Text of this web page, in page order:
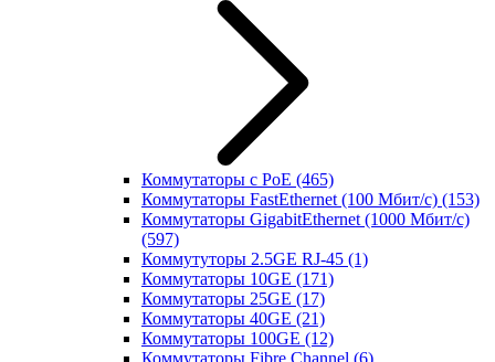
Коммутаторы с PoE (465)
Коммутаторы FastEthernet (100 Мбит/с) (153)
Коммутаторы GigabitEthernet (1000 Мбит/с)
(597)
Коммутуторы 2.5GE RJ-45 (1)
Коммутаторы 10GE (171)
Коммутаторы 25GE (17)
Коммутаторы 40GE (21)
Коммутаторы 100GE (12)
Коммутаторы Fibre Channel (6)